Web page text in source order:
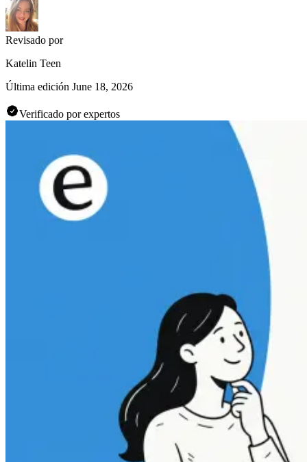
Revisado por
Katelin Teen
Última edición June 18, 2026
Verificado por expertos